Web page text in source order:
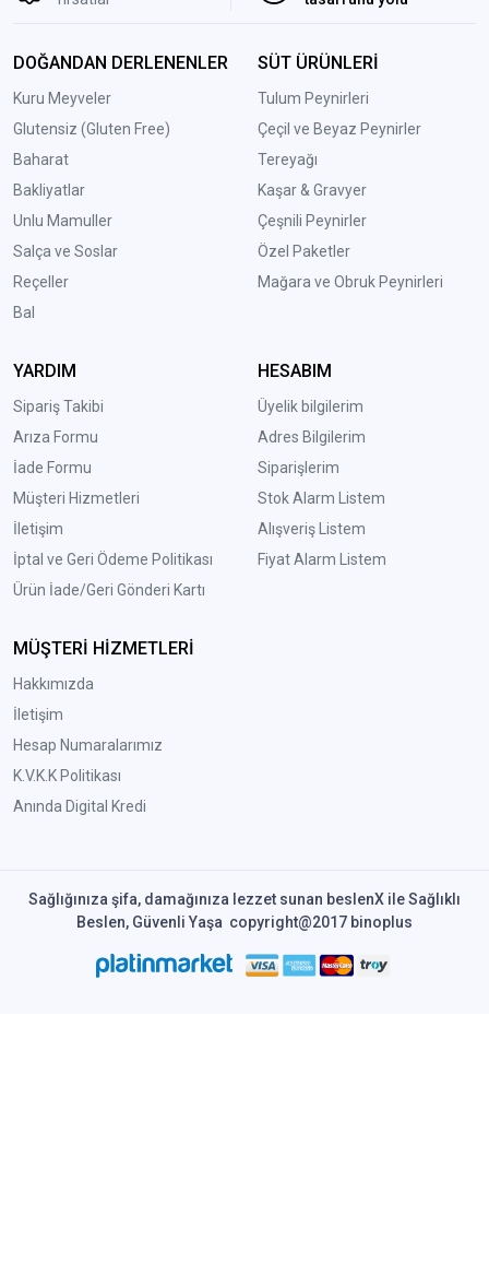
DOĞANDAN DERLENENLER
Kuru Meyveler
Glutensiz (Gluten Free)
Baharat
Bakliyatlar
Unlu Mamuller
Salça ve Soslar
Reçeller
Bal
SÜT ÜRÜNLERİ
Tulum Peynirleri
Çeçil ve Beyaz Peynirler
Tereyağı
Kaşar & Gravyer
Çeşnili Peynirler
Özel Paketler
Mağara ve Obruk Peynirleri
YARDIM
Sipariş Takibi
Arıza Formu
İade Formu
Müşteri Hizmetleri
İletişim
İptal ve Geri Ödeme Politikası
Ürün İade/Geri Gönderi Kartı
HESABIM
Üyelik bilgilerim
Adres Bilgilerim
Siparişlerim
Stok Alarm Listem
Alışveriş Listem
Fiyat Alarm Listem
MÜŞTERİ HİZMETLERİ
Hakkımızda
İletişim
Hesap Numaralarımız
K.V.K.K Politikası
Anında Digital Kredi
Sağlığınıza şifa, damağınıza lezzet sunan beslenX ile Sağlıklı
Beslen, Güvenli Yaşa copyright@2017 binoplus